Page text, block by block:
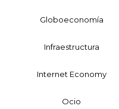
Globoeconomía
Infraestructura
Internet Economy
Ocio